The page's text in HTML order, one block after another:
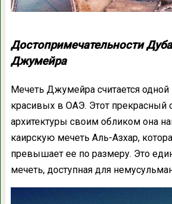
Достопримечательности
Джумейра
Мечеть Джумейра считается
красивых в ОАЭ. Этот прекрасный
архитектуры своим обликом она
каирскую мечеть Аль-Азхар,
превышает ее по размеру. Это
мечеть, доступная для